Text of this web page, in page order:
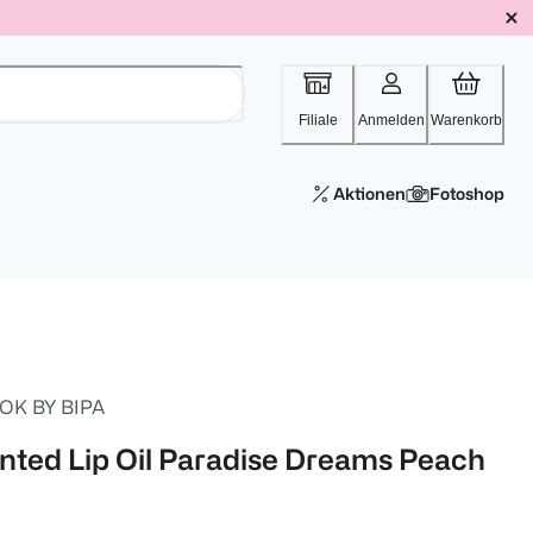
Filiale Anmelden Warenkorb
Aktionen Fotoshop
BY BIPA
Lip Oil Paradise Dreams Peach